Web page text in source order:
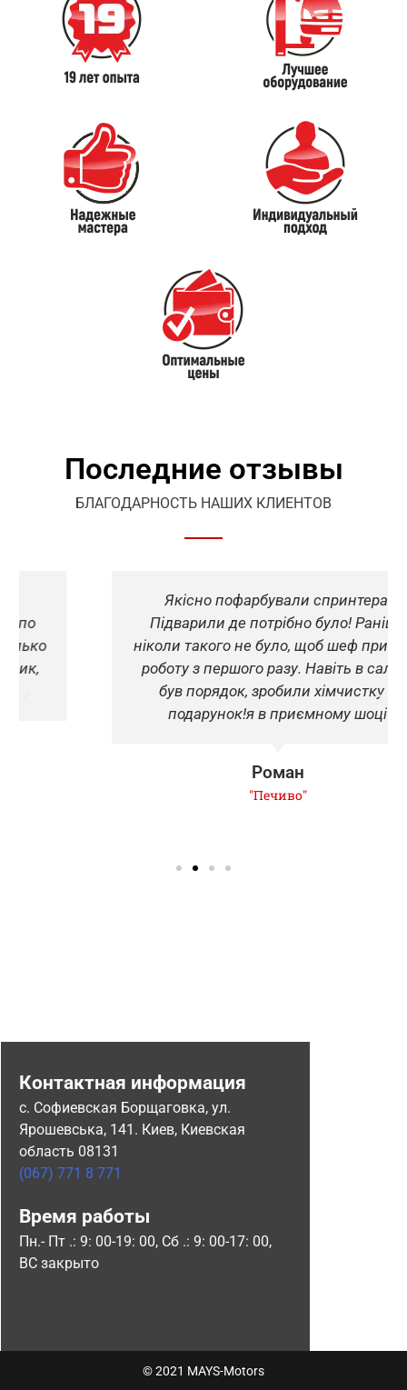
Последние отзывы
БЛАГОДАРНОСТЬ НАШИХ КЛИЕНТОВ
Якісно пофарбували спринтера.
Підварили де потрібно було! Раніше
ніколи такого не було, щоб шеф прийняв
роботу з першого разу. Навіть в салоні
був порядок, зробили хімчистку в
подарунок!я в приємному шоці
Контактная информация
с. Софиевская Борщаговка, ул.
Ярошевська, 141. Киев, Киевская
область 08131
(067) 771 8 771
Время работы
Пн.- Пт .: 9: 00-19: 00, Сб .: 9: 00-17: 00,
ВС закрыто
© 2021 MAYS-Motors